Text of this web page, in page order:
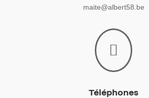
maite@albert58.be

Téléphones